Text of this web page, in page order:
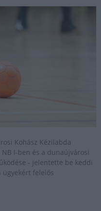
Kohász Kézilabda
I-ben és a dunaújvárosi
- jelentette be keddi
ügyekért felelős